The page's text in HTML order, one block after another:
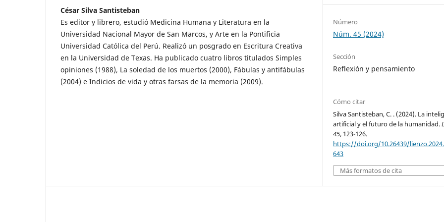
César Silva Santisteban
Es editor y librero, estudió Medicina Humana y Literatura en la
Universidad Nacional Mayor de San Marcos, y Arte en la Pontificia
Universidad Católica del Perú. Realizó un posgrado en Escritura Creativa
en la Universidad de Texas. Ha publicado cuatro libros titulados Simples
opiniones (1988), La soledad de los muertos (2000), Fábulas y antifábulas
(2004) e Indicios de vida y otras farsas de la memoria (2009).
Número
Núm. 45 (2024)
Sección
Reflexión y pensamiento
Cómo citar
Silva Santisteban, C. . (2024). La
artificial y el futuro de la humanidad.
45, 123-126.
https://doi.org/10.26439/
643
Más formatos de cita